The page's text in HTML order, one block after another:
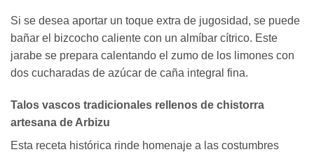
Si se desea aportar un toque extra de jugosidad, se puede
bañar el bizcocho caliente con un almíbar cítrico. Este
jarabe se prepara calentando el zumo de los limones con
dos cucharadas de azúcar de caña integral fina.
Talos vascos tradicionales rellenos de chistorra
artesana de Arbizu
Esta receta histórica rinde homenaje a las costumbres